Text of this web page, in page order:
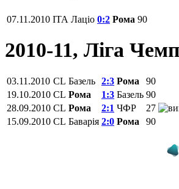
07.11.2010 ITA Лаціо 0:2 Рома 90
2010-11, Ліга
03.11.2010 CL Базель 2:3 Рома
90
19.10.2010 CL Рома 1:3 Базель 90
28.09.2010 CL Рома 2:1 ЧФР 27
15.09.2010 CL Баварія 2:0 Рома 90